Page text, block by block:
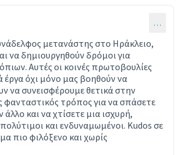
…
μετανάστης στο Ηράκλειο,
να δημιουργηθούν δρόμοι για
Αυτές οι κοινές πρωτοβουλίες
όχι μόνο μας βοηθούν να
να συνεισφέρουμε θετικά στην
φανταστικός τρόπος για να σπάσετε
και να χτίσετε μια ισχυρή,
και ενδυναμωμένοι. Kudos σε
πιο φιλόξενο και χωρίς